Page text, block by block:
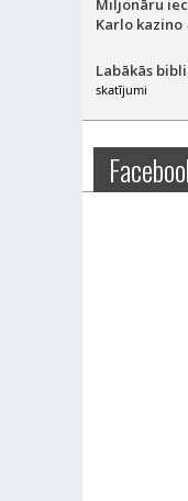
Miljonāru
Karlo kazino
Labākās
skatījumi